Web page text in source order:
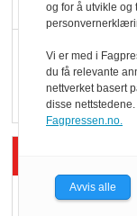
og for å utvikle og
Vi er med i
du få relevante
nettverket basert
disse
Fagpressen.no.
Avvis alle